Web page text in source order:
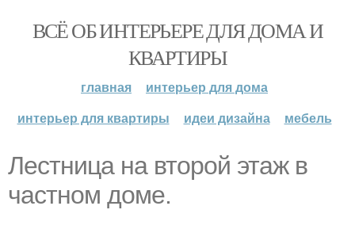
ВСЁ ОБ ИНТЕРЬЕРЕ ДЛЯ ДОМА И
КВАРТИРЫ
главная
интерьер для дома
интерьер для квартиры
идеи дизайна мебель
Лестница на второй этаж в
частном доме.